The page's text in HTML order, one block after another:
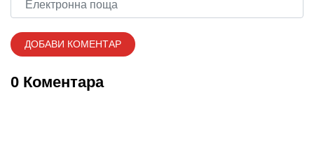
0 Коментара